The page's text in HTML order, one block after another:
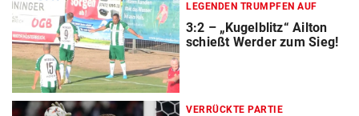
LEGENDEN TRUMPFEN AUF
3:2 – „Kugelblitz“ Ailton
schießt Werder zum Sieg!
VERRÜCKTE PARTIE